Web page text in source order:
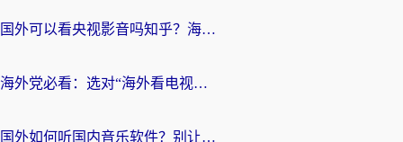
国外可以看央视影音吗知乎？海外党亲测有效的回国加速方案
海外党必看：选对“海外看电视剧软件”，再也不用愁国内剧刷不了
国外如何听国内音乐软件？别让地域限制，断了你的中文歌单